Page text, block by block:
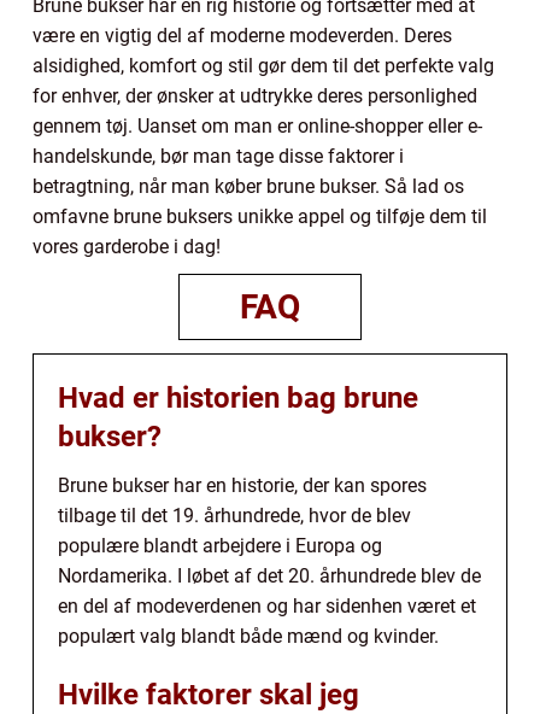
Brune bukser har en rig historie og fortsætter med at
være en vigtig del af moderne modeverden. Deres
alsidighed, komfort og stil gør dem til det perfekte valg
for enhver, der ønsker at udtrykke deres personlighed
gennem tøj. Uanset om man er online-shopper eller e-
handelskunde, bør man tage disse faktorer i
betragtning, når man køber brune bukser. Så lad os
omfavne brune buksers unikke appel og tilføje dem til
vores garderobe i dag!
FAQ
Hvad er historien bag brune
bukser?
Brune bukser har en historie, der kan spores
tilbage til det 19. århundrede, hvor de blev
populære blandt arbejdere i Europa og
Nordamerika. I løbet af det 20. århundrede blev de
en del af modeverdenen og har sidenhen været et
populært valg blandt både mænd og kvinder.
Hvilke faktorer skal jeg